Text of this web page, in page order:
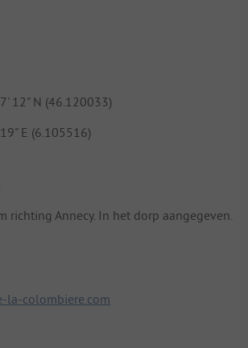
12" N (46.120033)
E (6.105516)
richting Annecy. In het dorp aangegeven.
la-colombiere.com